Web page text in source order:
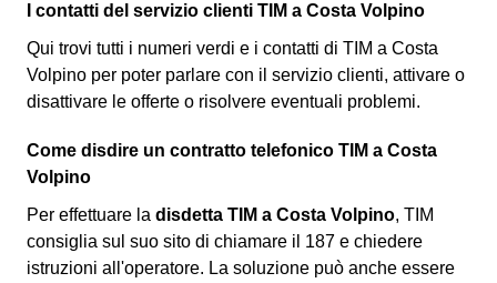
I contatti del servizio clienti TIM a Costa Volpino
Qui trovi tutti i numeri verdi e i contatti di TIM a Costa
Volpino per poter parlare con il servizio clienti, attivare o
disattivare le offerte o risolvere eventuali problemi.
Come disdire un contratto telefonico TIM a Costa
Volpino
Per effettuare la disdetta TIM a Costa Volpino, TIM
consiglia sul suo sito di chiamare il 187 e chiedere
istruzioni all'operatore. La soluzione può anche essere